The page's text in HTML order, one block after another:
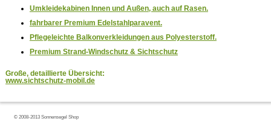
Umkleidekabinen Innen und Außen, auch auf Rasen.
fahrbarer Premium Edelstahlparavent.
Pflegeleichte Balkon­ver­klei­dung­en aus Polyesterstoff.
Premium Strand-Windschutz & Sichtschutz
Große, detaillierte Übersicht:
www.sichtschutz-mobil.de
© 2008-2013 Sonnensegel Shop